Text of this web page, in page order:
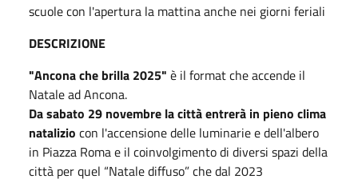
scuole con l'apertura la mattina anche nei giorni feriali
DESCRIZIONE
"Ancona che brilla 2025" è il format che accende il
Natale ad Ancona.
Da sabato 29 novembre la città entrerà in pieno clima
natalizio con l'accensione delle luminarie e dell'albero
in Piazza Roma e il coinvolgimento di diversi spazi della
città per quel “Natale diffuso” che dal 2023